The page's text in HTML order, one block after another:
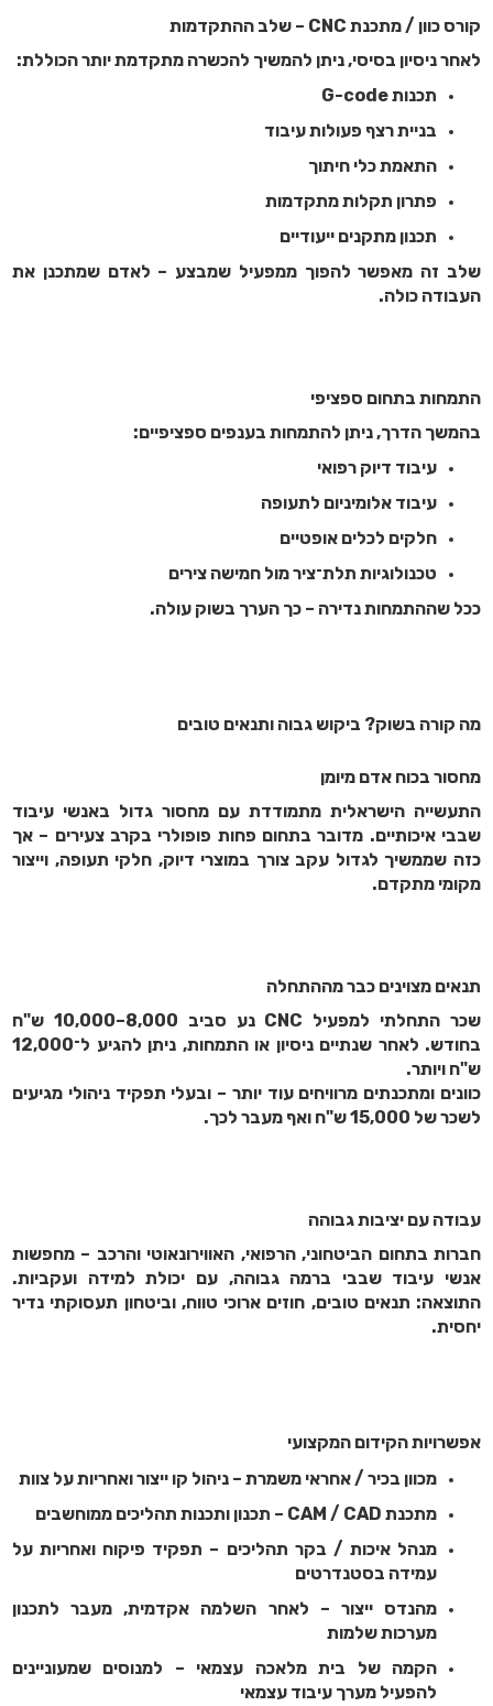
קורס כוון / מתכנת CNC – שלב ההתקדמות
לאחר ניסיון בסיסי, ניתן להמשיך להכשרה מתקדמת יותר הכוללת:
תכנות G-code
בניית רצף פעולות עיבוד
התאמת כלי חיתוך
פתרון תקלות מתקדמות
תכנון מתקנים ייעודיים
שלב זה מאפשר להפוך ממפעיל שמבצע – לאדם שמתכנן את
העבודה כולה.
התמחות בתחום ספציפי
בהמשך הדרך, ניתן להתמחות בענפים ספציפיים:
עיבוד דיוק רפואי
עיבוד אלומיניום לתעופה
חלקים לכלים אופטיים
טכנולוגיות תלת־ציר מול חמישה צירים
ככל שההתמחות נדירה – כך הערך בשוק עולה.
מה קורה בשוק? ביקוש גבוה ותנאים טובים
מחסור בכוח אדם מיומן
התעשייה הישראלית מתמודדת עם מחסור גדול באנשי עיבוד
שבבי איכותיים. מדובר בתחום פחות פופולרי בקרב צעירים – אך
כזה שממשיך לגדול עקב צורך במוצרי דיוק, חלקי תעופה, וייצור
מקומי מתקדם.
תנאים מצוינים כבר מההתחלה
שכר התחלתי למפעיל CNC נע סביב 8,000–10,000 ש"ח
בחודש. לאחר שנתיים ניסיון או התמחות, ניתן להגיע ל־12,000
ש"ח ויותר.
כוונים ומתכנתים מרוויחים עוד יותר – ובעלי תפקיד ניהולי מגיעים
לשכר של 15,000 ש"ח ואף מעבר לכך.
עבודה עם יציבות גבוהה
חברות בתחום הביטחוני, הרפואי, האווירונאוטי והרכב – מחפשות
אנשי עיבוד שבבי ברמה גבוהה, עם יכולת למידה ועקביות.
התוצאה: תנאים טובים, חוזים ארוכי טווח, וביטחון תעסוקתי נדיר
יחסית.
אפשרויות הקידום המקצועי
מכוון בכיר / אחראי משמרת – ניהול קו ייצור ואחריות על צוות
מתכנת CAM / CAD – תכנון ותכנות תהליכים ממוחשבים
מנהל איכות / בקר תהליכים – תפקיד פיקוח ואחריות על
עמידה בסטנדרטים
מהנדס ייצור – לאחר השלמה אקדמית, מעבר לתכנון
מערכות שלמות
הקמה של בית מלאכה עצמאי – למנוסים שמעוניינים
להפעיל מערך עיבוד עצמאי